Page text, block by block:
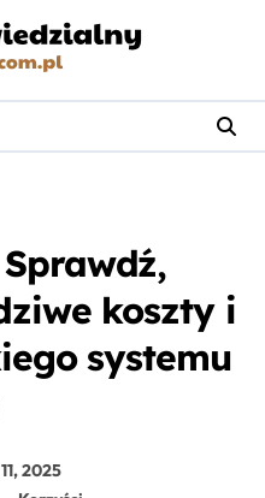
Sprawdź,
koszty i
systemu
2025